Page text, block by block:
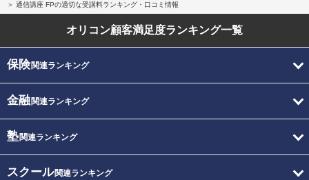
通信講座 FPの適切な受講料ランキング・口コミ情報
オリコン顧客満足度ランキング一覧
保険関連ランキング
金融関連ランキング
塾関連ランキング
スクール関連ランキング